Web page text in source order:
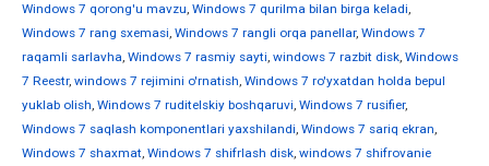
Windows 7 qorong'u mavzu, Windows 7 qurilma bilan birga keladi,
Windows 7 rang sxemasi, Windows 7 rangli orqa panellar, Windows 7
raqamli sarlavha, Windows 7 rasmiy sayti, windows 7 razbit disk, Windows
7 Reestr, windows 7 rejimini o'rnatish, Windows 7 ro'yxatdan holda bepul
yuklab olish, Windows 7 ruditelskiy boshqaruvi, Windows 7 rusifier,
Windows 7 saqlash komponentlari yaxshilandi, Windows 7 sariq ekran,
Windows 7 shaxmat, Windows 7 shifrlash disk, windows 7 shifrovanie